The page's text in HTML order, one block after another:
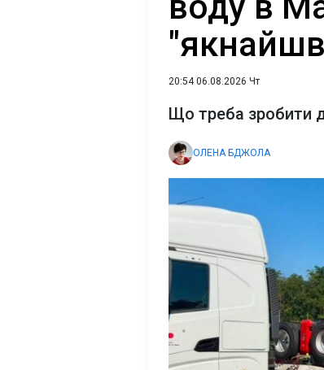
20:54 06.08.2026 Чт
Що треба зробити
ОЛЕНА БДЖОЛА